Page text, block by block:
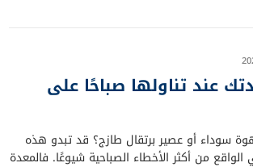
عند تناولها صباحًا على
سوداء أو عصير برتقال طازج؟ قد تبدو هذه
من أكثر الأخطاء الصباحية شيوعًا. فالمعدة